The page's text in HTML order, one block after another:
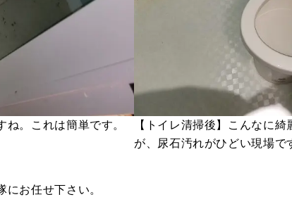
ね。これは簡単です。
【トイレ清掃後】こんなに
が、尿石汚れがひどい現場
お任せ下さい。